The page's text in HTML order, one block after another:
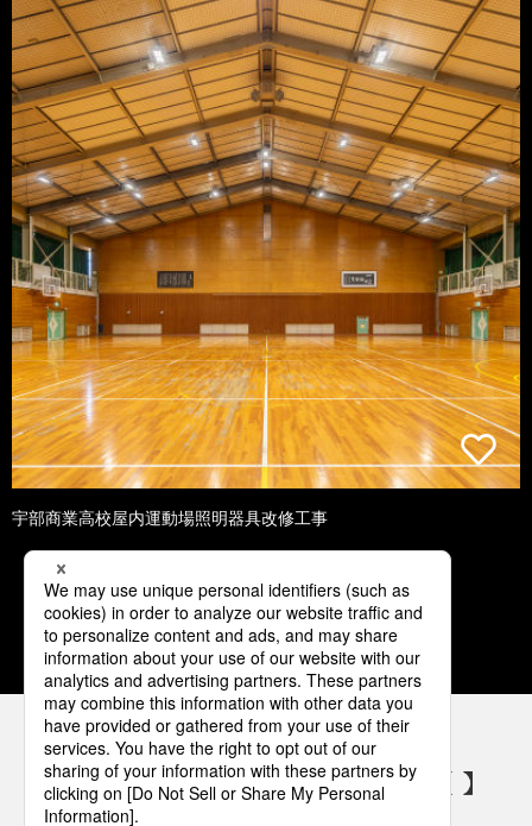
宇部商業高校屋内運動場照明器具改修工事
1 2 3 4 5
パナソニックの電気設備 SNSアカウント